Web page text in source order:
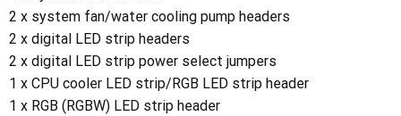
2 x system fan/water cooling pump headers
2 x digital LED strip headers
2 x digital LED strip power select jumpers
1 x CPU cooler LED strip/RGB LED strip header
1 x RGB (RGBW) LED strip header